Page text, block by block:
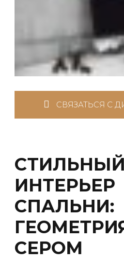
СВЯЗАТЬСЯ С
СТИЛЬНЫЙ
ИНТЕРЬЕР
СПАЛЬНИ:
СЕРОМ